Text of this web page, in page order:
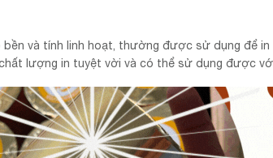
bền và tính linh hoạt, thường được sử dụng để
lượng in tuyệt vời và có thể sử dụng được với